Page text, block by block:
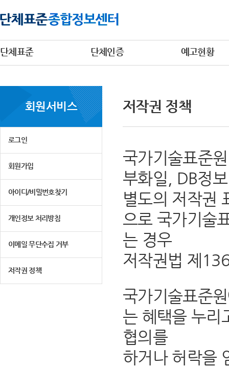
단체표준 단체인증 예고현황
회원서비스
로그인
회원가입
아이디/비밀번호찾기
개인정보 처리방침
이메일 무단수집 거부
저작권 정책
저작권 정책
국가기술표준
부화일, DB정
별도의 저작권
으로 국가기술
는 경우
저작권법 제
국가기술표준
는 혜택을 누리
협의를
하거나 허락을